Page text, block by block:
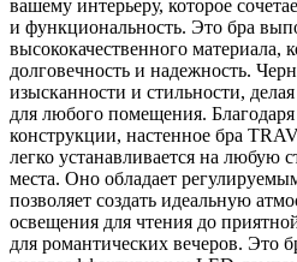
вашему интерьеру, которое
и функциональность. Это бра
высококачественного материала,
долговечность и надежность.
изысканности и стильности,
для любого помещения.
конструкции, настенное бра
легко устанавливается на любую
места. Оно обладает
позволяет создать идеальную
освещения для чтения до
для романтических вечеров. Это